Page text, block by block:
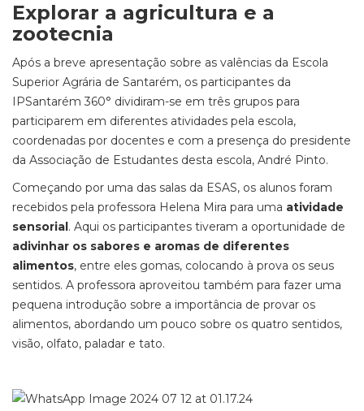
Explorar a agricultura e a
zootecnia
Após a breve apresentação sobre as valências da Escola
Superior Agrária de Santarém, os participantes da
IPSantarém 360° dividiram-se em três grupos para
participarem em diferentes atividades pela escola,
coordenadas por docentes e com a presença do presidente
da Associação de Estudantes desta escola, André Pinto.
Começando por uma das salas da ESAS, os alunos foram
recebidos pela professora Helena Mira para uma atividade
sensorial. Aqui os participantes tiveram a oportunidade de
adivinhar os sabores e aromas de diferentes
alimentos, entre eles gomas, colocando à prova os seus
sentidos. A professora aproveitou também para fazer uma
pequena introdução sobre a importância de provar os
alimentos, abordando um pouco sobre os quatro sentidos,
visão, olfato, paladar e tato.